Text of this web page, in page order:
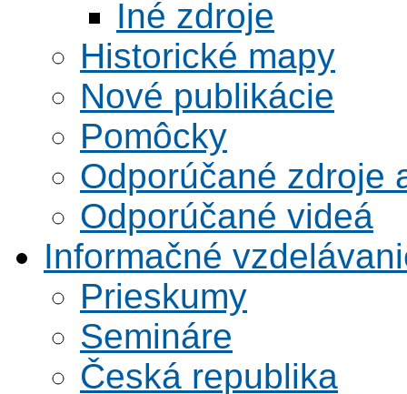
Iné zdroje
Historické mapy
Nové publikácie
Pomôcky
Odporúčané zdroje
Odporúčané videá
Informačné
Prieskumy
Semináre
Česká republika